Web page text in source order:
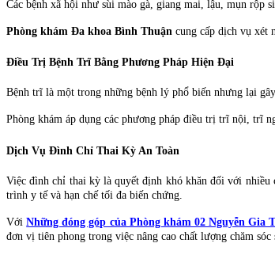
Các bệnh xã hội như sùi mào gà, giang mai, lậu, mụn rộp
Phòng khám Đa khoa Bình Thuận cung cấp dịch vụ xét
Điều Trị Bệnh Trĩ Bằng Phương Pháp Hiện Đại
Bệnh trĩ là một trong những bệnh lý phổ biến nhưng lại
Phòng khám áp dụng các phương pháp điều trị trĩ nội, trĩ
Dịch Vụ Đình Chỉ Thai Kỳ An Toàn
Việc đình chỉ thai kỳ là quyết định khó khăn đối với
trình y tế và hạn chế tối đa biến chứng.
VớiNhững đóng góp của Phòng khám 02 Nguyễn
đơn vị tiên phong trong việc nâng cao chất lượng chăm